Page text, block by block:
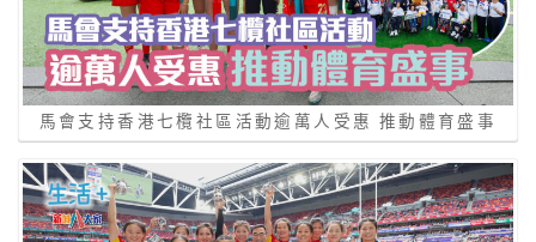
馬會支持香港七欖社區活動逾萬人受惠 推動體育盛事